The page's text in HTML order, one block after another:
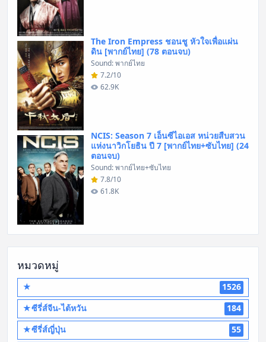
The Iron Empress ชอนชู หัวใจเพื่อแผ่น
ดิน [พากย์ไทย] (78 ตอนจบ)
Sound: พากย์ไทย
7.2/10
62.9K
NCIS: Season 7 เอ็นซีไอเอส หน่วยสืบสวน
แห่งนาวิกโยธิน ปี 7 [พากย์ไทย+ซับไทย] (24
ตอนจบ)
Sound: พากย์ไทย+ซับไทย
7.8/10
61.8K
หมวดหมู่
★
1526
★ซีรี่ส์จีน-ไต้หวัน
184
★ซีรี่ส์ญี่ปุ่น
55